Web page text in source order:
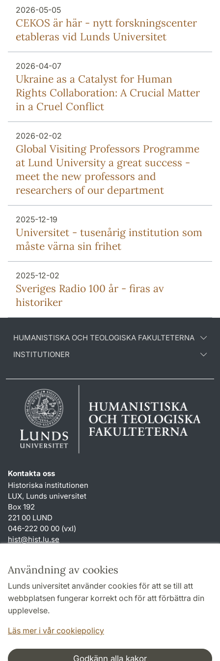
Användning av cookies
Lunds universitet använder cookies för att se till att
webbplatsen fungerar korrekt och för att förbättra din
upplevelse.
Läs mer i vår cookiepolicy
Godkänn alla kakor
2026-05-05
CEKOS är här - nytt forskningscenter
etableras vid Lunds Universitet
2026-04-07
Ukraine as a Catalyst for Human
Rights Collaboration: A Crucial Matter
in a Cruel Conflict
2026-02-02
Global Visiting Professors Programme
at Lund University a great success -
meet the new professors and
researchers of our department
2025-12-19
Universitet - tusenårig institution som
måste värna sin frihet
2025-12-02
Sveriges Radio 100 år - firas av
historiker
HUMANISTISKA OCH TEOLOGISKA FAKULTETERNA
INSTITUTIONER
Kontakta oss
Historiska institutionen
LUX, Lunds universitet
Box 192
221 00 LUND
046-222 00 00 (vxl)
hist@hist.lu.se
Genvägar
Om webbplatsen och cookies
Behandling av personuppgifter
Tillgänglighetsredogörelse